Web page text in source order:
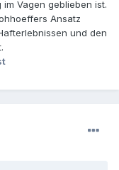
Vagen geblieben ist.
Ansatz
und den